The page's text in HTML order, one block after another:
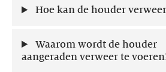
Hoe kan de houder
Waarom wordt de houder
aangeraden verweer te